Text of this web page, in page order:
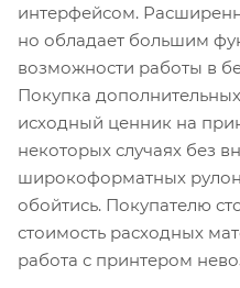
интерфейсом.
но обладает большим
возможности работы в
Покупка
исходный ценник на
некоторых случаях без
широкоформатных
обойтись. Покупателю
стоимость расходных
работа с принтером